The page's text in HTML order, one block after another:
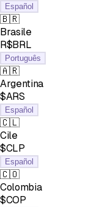
Español
🇧🇷
Brasile
R$BRL
Português
🇦🇷
Argentina
$ARS
Español
🇨🇱
Cile
$CLP
Español
🇨🇴
Colombia
$COP